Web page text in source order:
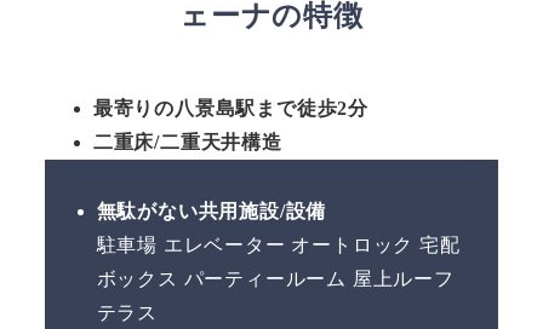
ェーナの特徴
最寄りの八景島駅まで徒歩2分
二重床/二重天井構造
無駄がない共用施設/設備
駐車場 エレベーター オートロック 宅配
ボックス パーティールーム 屋上ルーフ
テラス